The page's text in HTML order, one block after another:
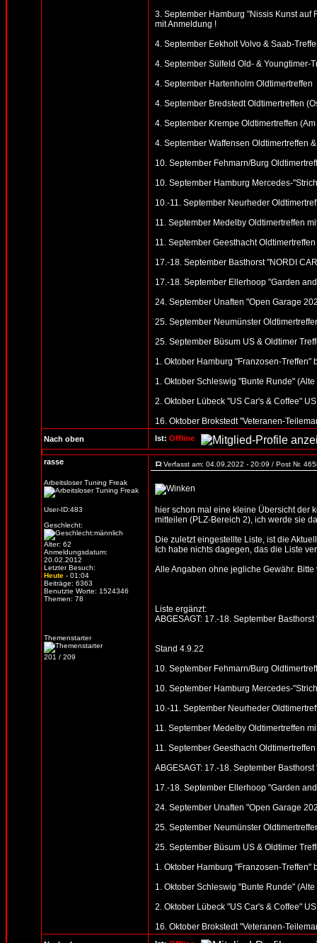
3. September Hamburg "Nissis Kunst auf
mit Anmeldung !
4. September Eekholt Volvo & Saab-
4. September Sülfeld Old- & Youngtimer-
4. September Hartenholm Oldtimertreffen
4. September Bredstedt Oldtimertreffen
4. September Krempe Oldtimertreffen
4. September Waffensen Oldtimertreffen
10. September Fehmarn/Burg
10. September Hamburg Mercedes-
10.-11. September Neurheder
11. September Medelby Oldtimertreffen
11. September Geesthacht
17.-18. September Basthorst "NORDI
17.-18. September Ellerhoop "Garden
24. September Unaften "Open Garage
25. September Neumünster
25. September Büsum US & Oldtimer
1. Oktober Hamburg "Franzosen-
1. Oktober Schleswig "Bunte Runde"
2. Oktober Lübeck "US Car's & Coffee"
16. Oktober Brokstedt "Veteranen-
Nach oben Ist: Offline
rasse
Arbeitsloser Tuning Freak
User-ID:483
Geschlecht:
Alter: 62
Anmeldungsdatum:
20.02.2012
Letzter Besuch:
Heute - 01:04
Beiträge: 6363
Benutzte Worte: 1524346
Themen: 78
Themenstarter
201 / 209
Verfasst am: 04.09.2022 - 20:09 / Post Nr.
hier schon mal eine kleine Übersicht der
mitteilen (PLZ-Bereich 2), ich werde sie
Die zuletzt eingestellte Liste, ist die
Ich habe nichts dagegen, das die Liste
Alle Angaben ohne jegliche Gewähr.
Liste ergänzt:
ABGESAGT: 17.-18. September
Stand 4.9.22
10. September Fehmarn/Burg
10. September Hamburg Mercedes-
10.-11. September Neurheder
11. September Medelby Oldtimertreffen
11. September Geesthacht
ABGESAGT: 17.-18. September
17.-18. September Ellerhoop "Garden
24. September Unaften "Open Garage
25. September Neumünster
25. September Büsum US & Oldtimer
1. Oktober Hamburg "Franzosen-
1. Oktober Schleswig "Bunte Runde"
2. Oktober Lübeck "US Car's & Coffee"
16. Oktober Brokstedt "Veteranen-